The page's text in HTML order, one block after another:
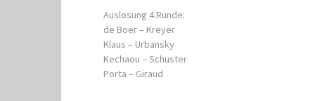
Auslosung 4.Runde:
de Boer – Kreyer
Klaus – Urbansky
Kechaou – Schuster
Porta – Giraud